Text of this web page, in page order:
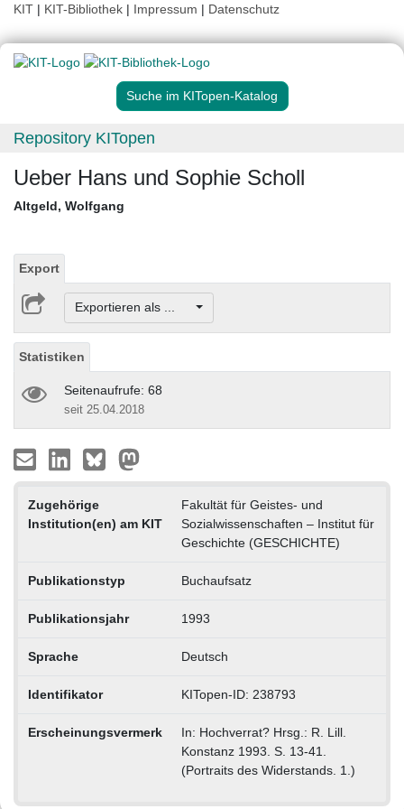
KIT | KIT-Bibliothek | Impressum | Datenschutz
Suche im KITopen-Katalog
Repository KITopen
Ueber Hans und Sophie Scholl
Altgeld, Wolfgang
Export
Exportieren als ...
Statistiken
Seitenaufrufe: 68
seit 25.04.2018
Zugehörige
Institution(en) am KIT
Fakultät für Geistes- und
Sozialwissenschaften – Institut für
Geschichte (GESCHICHTE)
Publikationstyp Buchaufsatz
Publikationsjahr 1993
Sprache Deutsch
Identifikator KITopen-ID: 238793
Erscheinungsvermerk
In: Hochverrat? Hrsg.: R. Lill.
Konstanz 1993. S. 13-41.
(Portraits des Widerstands. 1.)